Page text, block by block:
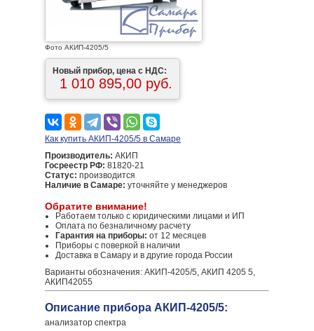
Фото АКИП-4205/5
Новый прибор, цена с НДС:
1 010 895,00 руб.
Как купить АКИП-4205/5 в Самаре
Производитель: АКИП
Госреестр РФ: 81820-21
Статус: производится
Наличие в Самаре: уточняйте у менеджеров
Обратите внимание!
Работаем только с юридическими лицами и ИП
Оплата по безналичному расчету
Гарантия на приборы: от 12 месяцев
Приборы с поверкой в наличии
Доставка в Самару и в другие города России
Варианты обозначения: АКИП-4205/5, АКИП 4205 5,
АКИП42055
Описание прибора АКИП-4205/5:
анализатор спектра